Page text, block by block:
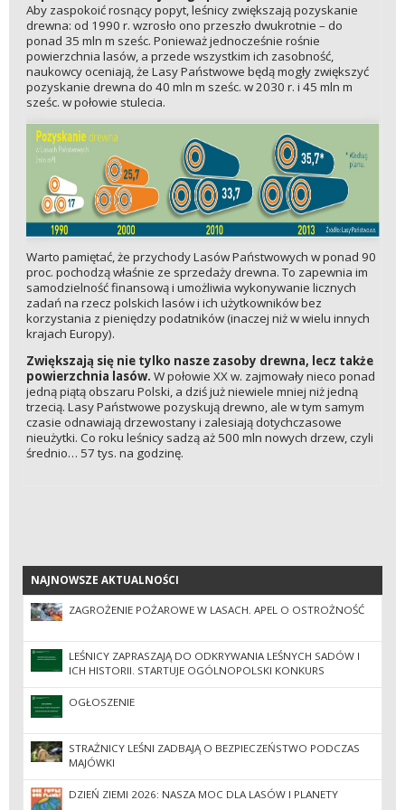
Aby zaspokoić rosnący popyt, leśnicy zwiększają pozyskanie
drewna: od 1990 r. wzrosło ono przeszło dwukrotnie – do
ponad 35 mln m sześc. Ponieważ jednocześnie rośnie
powierzchnia lasów, a przede wszystkim ich zasobność,
naukowcy oceniają, że Lasy Państwowe będą mogły zwiększyć
pozyskanie drewna do 40 mln m sześc. w 2030 r. i 45 mln m
sześc. w połowie stulecia.
Warto pamiętać, że przychody Lasów Państwowych w ponad 90
proc. pochodzą właśnie ze sprzedaży drewna. To zapewnia im
samodzielność finansową i umożliwia wykonywanie licznych
zadań na rzecz polskich lasów i ich użytkowników bez
korzystania z pieniędzy podatników (inaczej niż w wielu innych
krajach Europy).
Zwiększają się nie tylko nasze zasoby drewna, lecz także
powierzchnia lasów. W połowie XX w. zajmowały nieco ponad
jedną piątą obszaru Polski, a dziś już niewiele mniej niż jedną
trzecią. Lasy Państwowe pozyskują drewno, ale w tym samym
czasie odnawiają drzewostany i zalesiają dotychczasowe
nieużytki. Co roku leśnicy sadzą aż 500 mln nowych drzew, czyli
średnio… 57 tys. na godzinę.
NAJNOWSZE AKTUALNOŚCI
NAJNOWSZE AKTUALNOŚCI
ZAGROŻENIE POŻAROWE W LASACH. APEL O OSTROŻNOŚĆ
LEŚNICY ZAPRASZAJĄ DO ODKRYWANIA LEŚNYCH SADÓW I
ICH HISTORII. STARTUJE OGÓLNOPOLSKI KONKURS
FOTOGRAFICZNY
OGŁOSZENIE
STRAŻNICY LEŚNI ZADBAJĄ O BEZPIECZEŃSTWO PODCZAS
MAJÓWKI
DZIEŃ ZIEMI 2026: NASZA MOC DLA LASÓW I PLANETY